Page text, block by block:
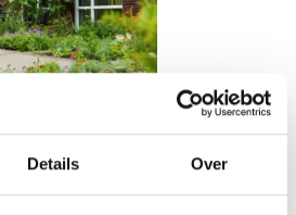
Details Over